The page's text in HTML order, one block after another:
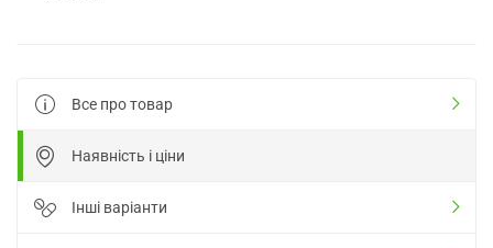
Все про товар
Наявність і ціни
Інші варіанти